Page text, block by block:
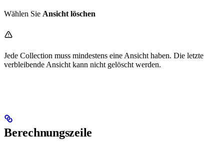
Wählen Sie Ansicht löschen
Jede Collection muss mindestens eine Ansicht haben. Die letzte
verbleibende Ansicht kann nicht gelöscht werden.
Berechnungszeile